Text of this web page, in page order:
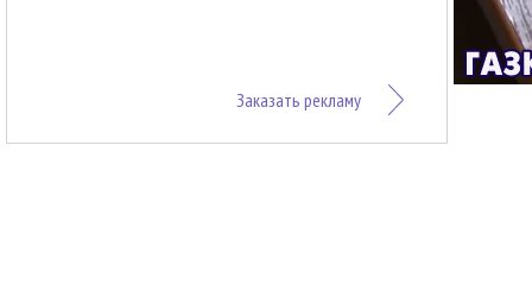
Заказать рекламу